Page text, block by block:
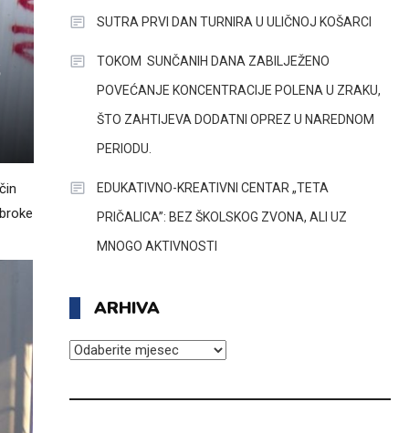
SUTRA PRVI DAN TURNIRA U ULIČNOJ KOŠARCI
TOKOM SUNČANIH DANA ZABILJEŽENO
POVEĆANJE KONCENTRACIJE POLENA U ZRAKU,
ŠTO ZAHTIJEVA DODATNI OPREZ U NAREDNOM
PERIODU.
EDUKATIVNO-KREATIVNI CENTAR „TETA
PRIČALICA”: BEZ ŠKOLSKOG ZVONA, ALI UZ
MNOGO AKTIVNOSTI
ARHIVA
ARHIVA